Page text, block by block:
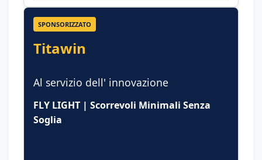
SPONSORIZZATO
Titawin
Al servizio dell' innovazione
FLY LIGHT | Scorrevoli Minimali Senza
Soglia